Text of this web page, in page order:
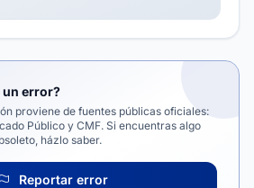
un error?
proviene de fuentes públicas oficiales:
Público y CMF. Si encuentras algo
házlo saber.
Reportar error